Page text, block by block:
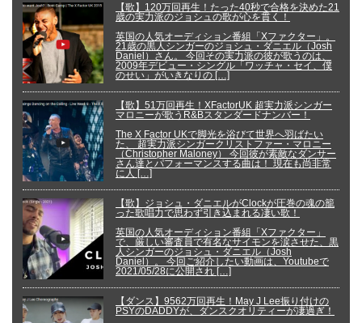
【歌】120万回再生！たった40秒で合格を決めた21
歳の実力派のジョシュの歌が心を貫く！
英国の人気オーディション番組「Xファクター」。
21歳の黒人シンガーのジョシュ・ダニエル（Josh
Daniel）さん。 今回その実力派の彼が歌うのは、
2009年デビュー・シングル「ワッチャ・セイ、僕
のせい」がいきなりの […]
【歌】51万回再生！XFactorUK 超実力派シンガー
マロニーが歌うR&Bスタンダードナンバー！
The X Factor UKで脚光を浴びて世界へ羽ばたい
た、 超実力派シンガークリストファー・マロニー
（Christopher Maloney） 今回彼が素敵なダンサー
さん達とパフォーマンスする曲は！ 現在も尚非常
に人 […]
【歌】ジョシュ・ダニエルがClockが圧巻の魂の籠
った歌唱力で思わず引き込まれる凄い歌！
英国の人気オーディション番組「Xファクター」
で、厳しい審査員で有名なサイモンを涙させた、黒
人シンガーのジョシュ・ダニエル（Josh
Daniel）。 今回ご紹介したい動画は、Youtubeで
2021/05/28に公開され […]
【ダンス】9562万回再生！May J Lee振り付けの
PSYのDADDYが、ダンスクオリティーが凄過ぎ！